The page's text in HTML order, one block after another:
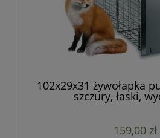
102x29x31 żywołapka
szczury, łaski,
159,00 zł